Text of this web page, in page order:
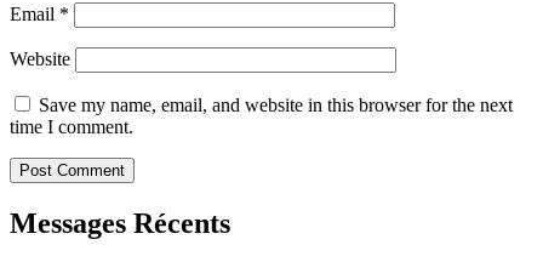
Email *
Website
Save my name, email, and website in this browser for the next
time I comment.
Messages Récents